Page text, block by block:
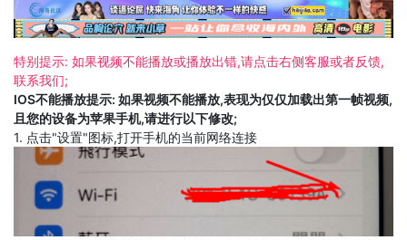
特别提示: 如果视频不能播放或播放出错,请点击右侧客服或者反馈,
联系我们;
IOS不能播放提示: 如果视频不能播放,表现为仅仅加载出第一帧视频,
且您的设备为苹果手机,请进行以下修改;
1. 点击"设置"图标,打开手机的当前网络连接